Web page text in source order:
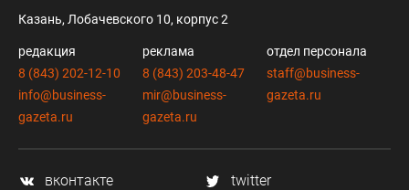
Казань, Лобачевского 10, корпус 2
редакция
8 (843) 202-12-10
info@business-
gazeta.ru
реклама
8 (843) 203-48-47
mir@business-
gazeta.ru
отдел персонала
staff@business-
gazeta.ru
вконтакте
twitter